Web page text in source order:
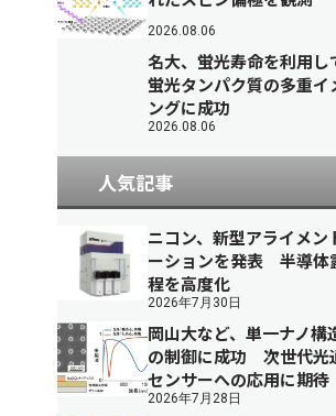
2026.08.06
名大、蛍光寿命を利用し
蛍光タンパク質の多重イ
ングに成功
2026.08.06
人気記事
ニコン、新型アライメン
ーションを発表 半導体
程を高度化
2026年7月30日
岡山大など、単一ナノ構
の制御に成功 次世代光
センサーへの応用に期待
2026年7月28日